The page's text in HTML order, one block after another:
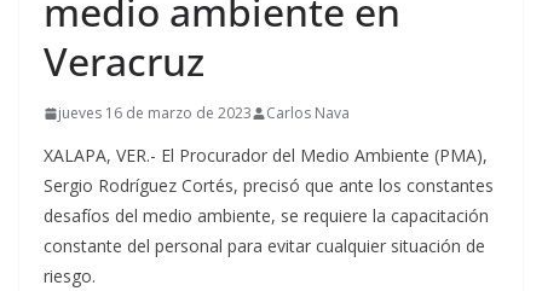
medio ambiente en
Veracruz
jueves 16 de marzo de 2023 Carlos Nava
XALAPA, VER.- El Procurador del Medio Ambiente (PMA),
Sergio Rodríguez Cortés, precisó que ante los constantes
desafíos del medio ambiente, se requiere la capacitación
constante del personal para evitar cualquier situación de
riesgo.